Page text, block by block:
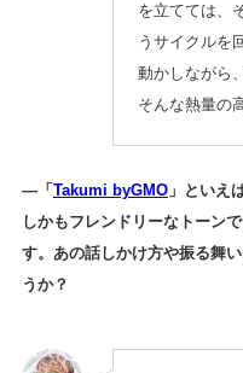
を立てては、
うサイクルを
動かしながら
そんな熱量の
—「 Takumi byGMO」といえ
しかもフレンドリーなトーン
す。あの話しかけ方や振る舞
うか？